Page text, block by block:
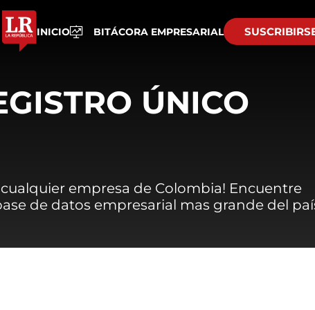
INICIO BITÁCORA EMPRESARIAL
ÚNICO
empresa de Colombia! Encuentre
de datos empresarial mas grande del